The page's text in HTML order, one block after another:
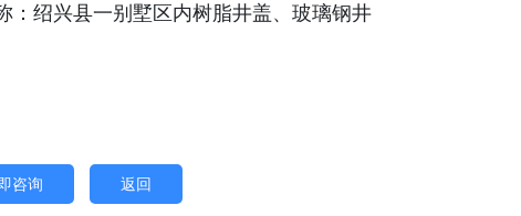
：绍兴县一别墅区内树脂井盖、玻璃钢井
咨询 返回